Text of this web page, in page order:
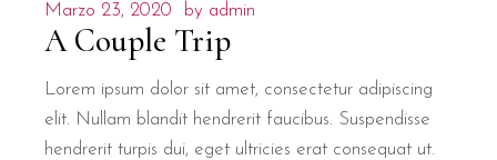
Marzo 23, 2020 by admin
A Couple Trip
Lorem ipsum dolor sit amet, consectetur adipiscing
elit. Nullam blandit hendrerit faucibus. Suspendisse
hendrerit turpis dui, eget ultricies erat consequat ut.